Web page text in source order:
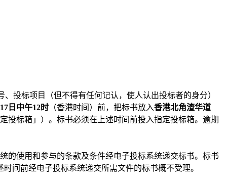
投标项目（但不得有任何记认，使人认出投标者的身分）
日中午12时 （香港时间）前，把标书放入香港北角渣华道
投标箱」）。标书必须在上述时间前投入指定投标箱。逾期
的使用和参与的条款及条件经电子投标系统递交标书。标书
间前经电子投标系统递交所需文件的标书概不受理。